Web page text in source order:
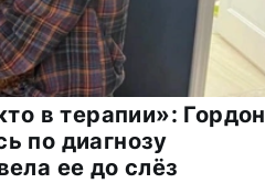
в терапии»: Гордон
по диагнозу
ее до слёз